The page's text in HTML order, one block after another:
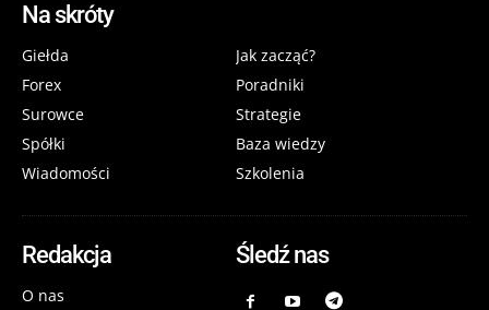
Na skróty
Giełda
Forex
Surowce
Spółki
Wiadomości
Jak zacząć?
Poradniki
Strategie
Baza wiedzy
Szkolenia
Redakcja
O nas
Śledź nas